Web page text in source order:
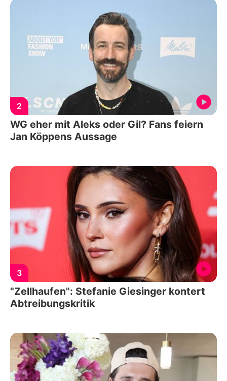
2
WG eher mit Aleks oder Gil? Fans feiern
Jan Köppens Aussage
3
"Zellhaufen": Stefanie Giesinger kontert
Abtreibungskritik